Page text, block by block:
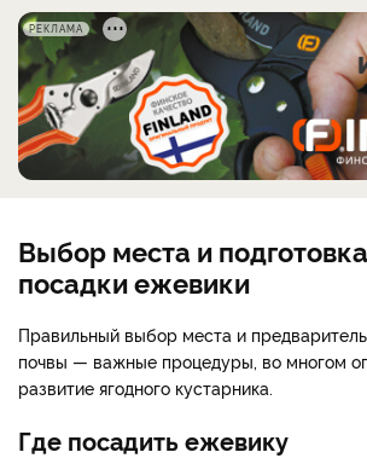
РЕКЛАМА
Выбор места и
посадки ежевики
Правильный выбор места и
почвы — важные процедуры, во многом
развитие ягодного кустарника.
Где посадить ежевику